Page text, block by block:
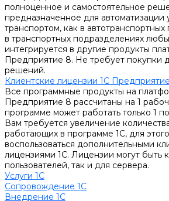
полноценное и самостоятельное
предназначенное для автоматизации
транспортом, как в автотранспортных
в транспортных подразделениях
интегрируется в другие продукты
Предприятие 8. Не требует покупки
решений.
Клиентские лицензии 1С
Все программные продукты на
Предприятие 8 рассчитаны на 1
программе может работать только 1
Вам требуется увеличение
работающих в программе 1С, для
воспользоваться дополнительными
лицензиями 1С. Лицензии могут быть
пользователей, так и для сервера.
Услуги 1С
Сопровождение 1С
Внедрение 1С